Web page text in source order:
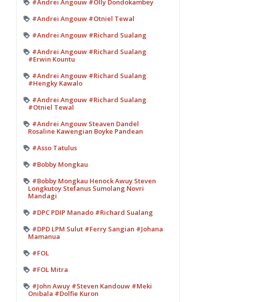
#Andrei Angouw #Olly Dondokambey
#Andrei Angouw #Otniel Tewal
#Andrei Angouw #Richard Sualang
#Andrei Angouw #Richard Sualang
#Erwin Kountu
#Andrei Angouw #Richard Sualang
#Hengky Kawalo
#Andrei Angouw #Richard Sualang
#Otniel Tewal
#Andrei Angouw Steaven Dandel
Rosaline Kawengian Boyke Pandean
#Asso Tatulus
#Bobby Mongkau
#Bobby Mongkau Henock Awuy Steven
Longkutoy Stefanus Sumolang Novri
Mandagi
#DPC PDIP Manado #Richard Sualang
#DPD LPM Sulut #Ferry Sangian #Johana
Mamanua
#FOL
#FOL Mitra
#John Awuy #Steven Kandouw #Meki
Onibala #Dolfie Kuron